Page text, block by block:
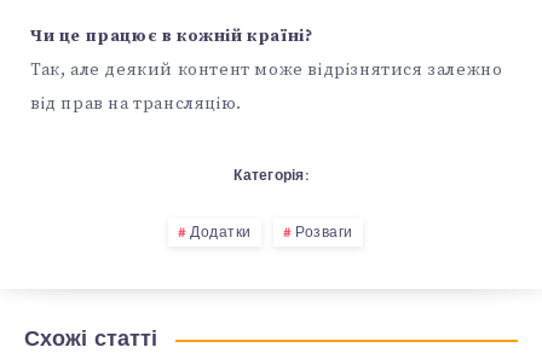
Чи це працює в кожній країні?
Так, але деякий контент може відрізнятися залежно
від прав на трансляцію.
Категорія:
Додатки Розваги
Схожі статті